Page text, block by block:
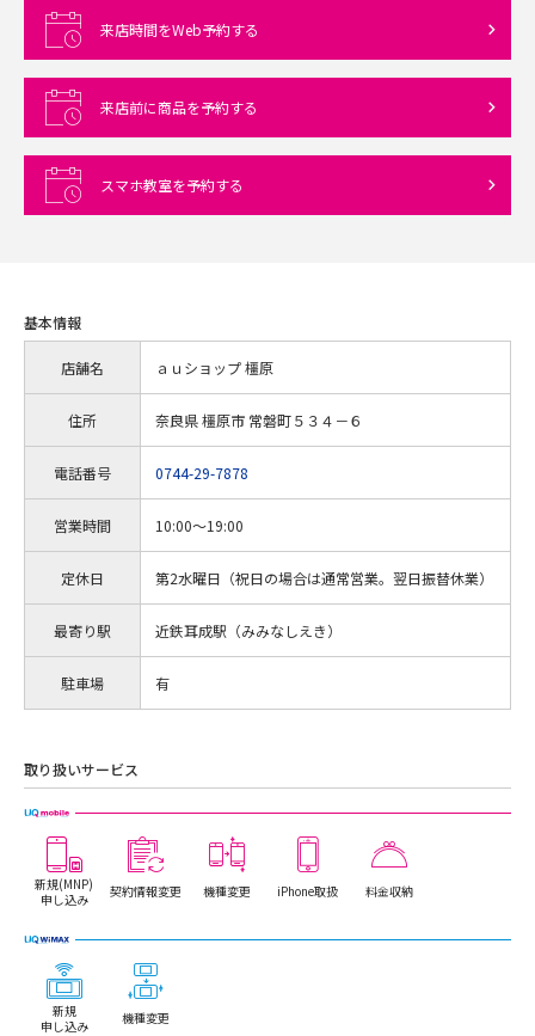
来店時間をWeb予約する
来店前に商品を予約する
スマホ教室を予約する
基本情報
店舗名 ａｕショップ 橿原
住所 奈良県 橿原市 常磐町５３４－６
電話番号 0744-29-7878
営業時間 10:00～19:00
定休日 第2水曜日（祝日の場合は通常営業。翌日振替休業）
最寄り駅 近鉄耳成駅（みみなしえき）
駐車場 有
取り扱いサービス
新規(MNP)
申し込み
契約情報変更 機種変更 iPhone取扱 料金収納
新規
申し込み
機種変更